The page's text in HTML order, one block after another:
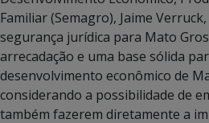
Familiar (Semagro), Jaime
segurança jurídica para Mato
arrecadação e uma base sólida
desenvolvimento econômico de
considerando a possibilidade de
também fazerem diretamente a